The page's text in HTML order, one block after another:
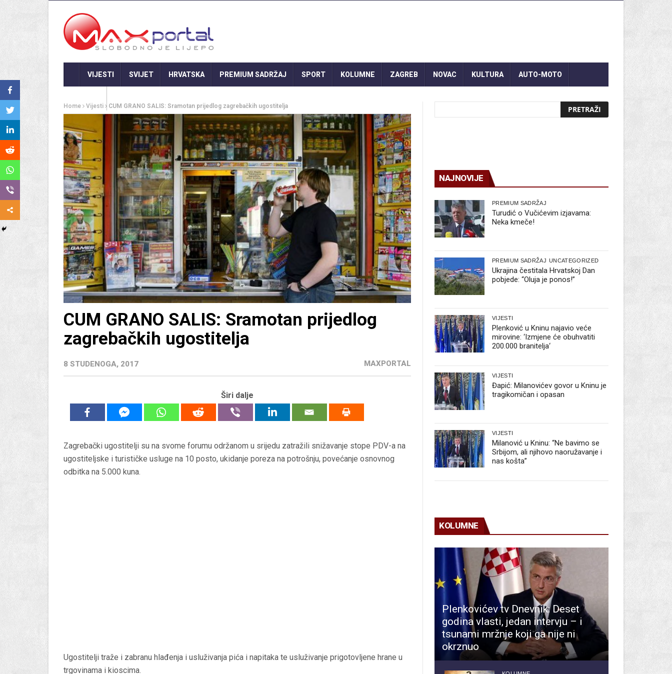
VIJESTI SVIJET HRVATSKA PREMIUM SADRŽAJ SPORT KOLUMNE ZAGREB NOVAC KULTURA AUTO-MOTO
Home Vijesti CUM GRANO SALIS: Sramotan prijedlog zagrebačkih ugostitelja
CUM GRANO SALIS: Sramotan prijedlog
zagrebačkih ugostitelja
8 STUDENOGA, 2017 MAXPORTAL
Širi dalje
Zagrebački ugostitelji su na svome forumu održanom u srijedu zatražili snižavanje stope PDV-a na
ugostiteljske i turističke usluge na 10 posto, ukidanje poreza na potrošnju, povećanje osnovnog
odbitka na 5.000 kuna.
Ugostitelji traže i zabranu hlađenja i usluživanja pića i napitaka te usluživanje prigotovljene hrane u
trgovinama i kioscima.
NAJNOVIJE
PREMIUM SADRŽAJ
Turudić o Vučićevim izjavama:
Neka kmeče!
PREMIUM SADRŽAJ UNCATEGORIZED
Ukrajina čestitala Hrvatskoj Dan
pobjede: “Oluja je ponos!”
VIJESTI
Plenković u Kninu najavio veće
mirovine: ‘Izmjene će obuhvatiti
200.000 branitelja‘
VIJESTI
Đapić: Milanovićev govor u Kninu je
tragikomičan i opasan
VIJESTI
Milanović u Kninu: “Ne bavimo se
Srbijom, ali njihovo naoružavanje i
nas košta”
KOLUMNE
Plenkovićev tv Dnevnik: Deset
godina vlasti, jedan intervju – i
tsunami mržnje koji ga nije ni
okrznuo